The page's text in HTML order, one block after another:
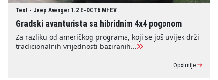
Test - Jeep Avenger 1.2 E-DCT6 MHEV
Gradski avanturista sa hibridnim 4x4 pogonom
Za razliku od američkog programa, koji se još uvijek drži
tradicionalnih vrijednosti baziranih...
Opširnije